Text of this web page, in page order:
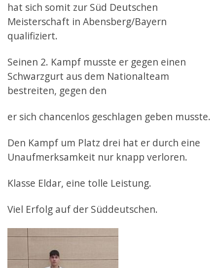
hat sich somit zur Süd Deutschen
Meisterschaft in Abensberg/Bayern
qualifiziert.
Seinen 2. Kampf musste er gegen einen
Schwarzgurt aus dem Nationalteam
bestreiten, gegen den
er sich chancenlos geschlagen geben musste.
Den Kampf um Platz drei hat er durch eine
Unaufmerksamkeit nur knapp verloren.
Klasse Eldar, eine tolle Leistung.
Viel Erfolg auf der Süddeutschen.